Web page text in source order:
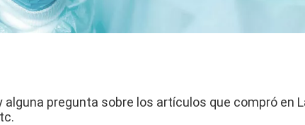
alguna pregunta sobre los artículos que compró en